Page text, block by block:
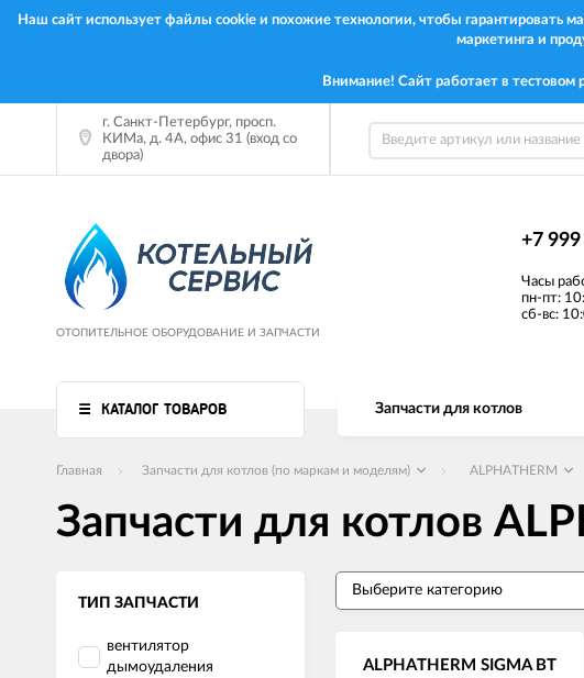
Наш сайт использует файлы cookie и похожие технологии, чтобы гарантировать
маркетинга и
Внимание! Сайт работает в
г. Санкт-Петербург, просп.
КИМа, д. 4А, офис 31 (вход со
двора)
ОТОПИТЕЛЬНОЕ ОБОРУДОВАНИЕ И ЗАПЧАСТИ
+7
Часы
пн-пт:
сб-вс:
КАТАЛОГ ТОВАРОВ Запчасти для котлов
Главная Запчасти для котлов (по маркам и моделям) ALPHATHERM
Запчасти для котлов
ТИП ЗАПЧАСТИ
вентилятор
дымоудаления
ALPHATHERM SIGMA BT